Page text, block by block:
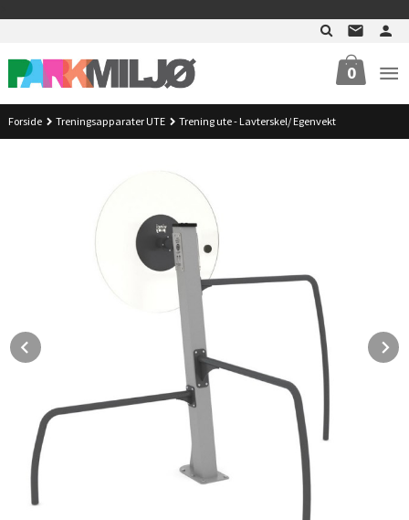
0
Forside Treningsapparater UTE Trening ute - Lavterskel/ Egenvekt